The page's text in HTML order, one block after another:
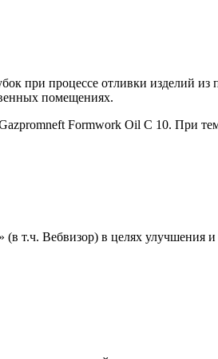
при процессе отливки изделий
помещениях.
Formwork Oil C 10. При
Вебвизор) в целях улучшения и